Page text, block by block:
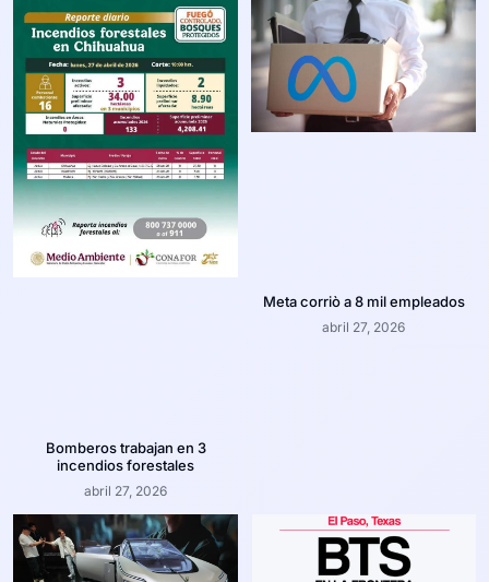
Bomberos trabajan en 3
incendios forestales
abril 27, 2026
Meta corriò a 8 mil empleados
abril 27, 2026